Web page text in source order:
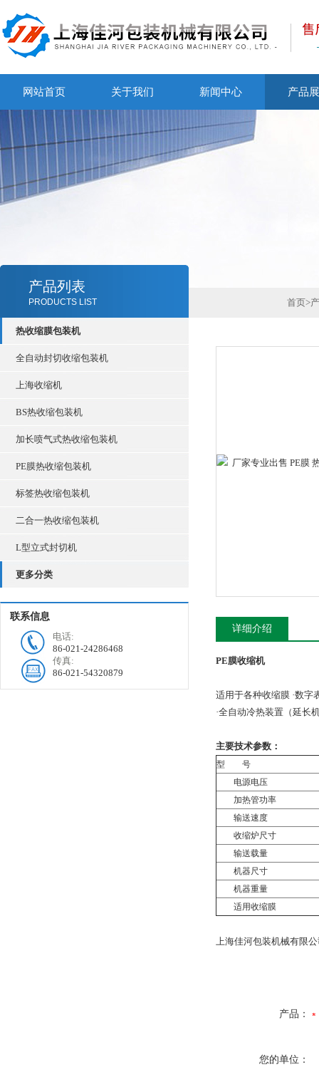
网站首页 关于我们 新闻中心 产品
产品列表
PRODUCTS LIST
热收缩膜包装机
全自动封切收缩包装机
上海收缩机
BS热收缩包装机
加长喷气式热收缩包装机
PE膜热收缩包装机
标签热收缩包装机
二合一热收缩包装机
L型立式封切机
更多分类
联系信息
电话:
86-021-24286468
传真:
86-021-54320879
首页>
详细介绍
PE膜收缩机
适用于各种收缩膜 ·数字
·全自动冷热装置（延长
主要技术参数：
型 号
电源电压
加热管功率
输送速度
收缩炉尺寸
输送载量
机器尺寸
机器重量
适用收缩膜
上海佳河包装机械有限
产品：
您的单位：